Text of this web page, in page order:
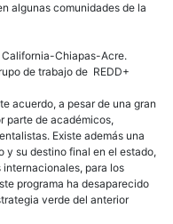
algunas comunidades de la
California-Chiapas-Acre.
de trabajo de REDD+
acuerdo, a pesar de una gran
parte de académicos,
Existe además una
y su destino final en el estado,
para los
programa ha desaparecido
verde del anterior